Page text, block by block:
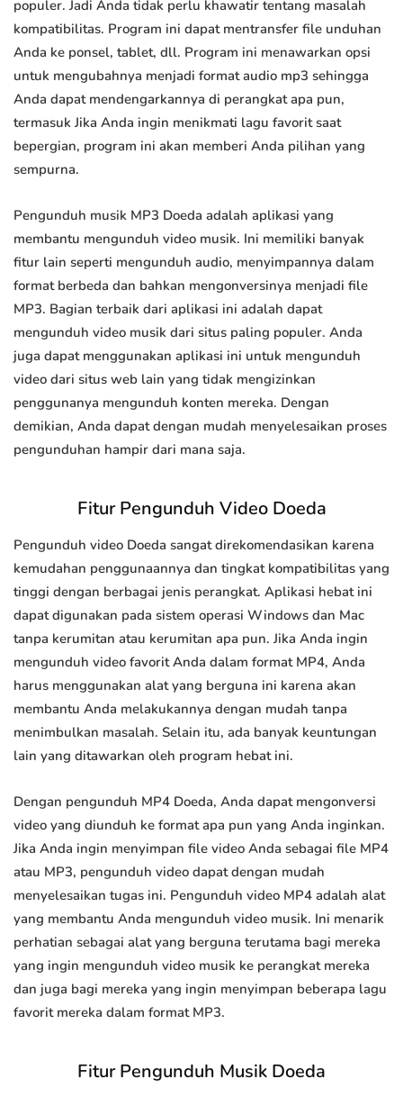
populer. Jadi Anda tidak perlu khawatir tentang masalah
kompatibilitas. Program ini dapat mentransfer file unduhan
Anda ke ponsel, tablet, dll. Program ini menawarkan opsi
untuk mengubahnya menjadi format audio mp3 sehingga
Anda dapat mendengarkannya di perangkat apa pun,
termasuk Jika Anda ingin menikmati lagu favorit saat
bepergian, program ini akan memberi Anda pilihan yang
sempurna.
Pengunduh musik MP3 Doeda adalah aplikasi yang
membantu mengunduh video musik. Ini memiliki banyak
fitur lain seperti mengunduh audio, menyimpannya dalam
format berbeda dan bahkan mengonversinya menjadi file
MP3. Bagian terbaik dari aplikasi ini adalah dapat
mengunduh video musik dari situs paling populer. Anda
juga dapat menggunakan aplikasi ini untuk mengunduh
video dari situs web lain yang tidak mengizinkan
penggunanya mengunduh konten mereka. Dengan
demikian, Anda dapat dengan mudah menyelesaikan proses
pengunduhan hampir dari mana saja.
Fitur Pengunduh Video Doeda
Pengunduh video Doeda sangat direkomendasikan karena
kemudahan penggunaannya dan tingkat kompatibilitas yang
tinggi dengan berbagai jenis perangkat. Aplikasi hebat ini
dapat digunakan pada sistem operasi Windows dan Mac
tanpa kerumitan atau kerumitan apa pun. Jika Anda ingin
mengunduh video favorit Anda dalam format MP4, Anda
harus menggunakan alat yang berguna ini karena akan
membantu Anda melakukannya dengan mudah tanpa
menimbulkan masalah. Selain itu, ada banyak keuntungan
lain yang ditawarkan oleh program hebat ini.
Dengan pengunduh MP4 Doeda, Anda dapat mengonversi
video yang diunduh ke format apa pun yang Anda inginkan.
Jika Anda ingin menyimpan file video Anda sebagai file MP4
atau MP3, pengunduh video dapat dengan mudah
menyelesaikan tugas ini. Pengunduh video MP4 adalah alat
yang membantu Anda mengunduh video musik. Ini menarik
perhatian sebagai alat yang berguna terutama bagi mereka
yang ingin mengunduh video musik ke perangkat mereka
dan juga bagi mereka yang ingin menyimpan beberapa lagu
favorit mereka dalam format MP3.
Fitur Pengunduh Musik Doeda